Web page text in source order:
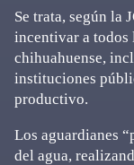
Se trata, según la
incentivar a todos
chihuahuense,
instituciones
productivo.
Los aguardianes
del agua,